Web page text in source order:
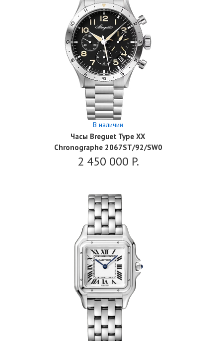
В наличии
Часы Breguet Type XX
Chronographe 2067ST/92/SW0
2 450 000 P.